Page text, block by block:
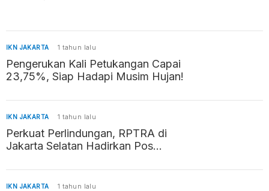
IKN JAKARTA 1 tahun lalu
Pengerukan Kali Petukangan Capai
23,75%, Siap Hadapi Musim Hujan!
IKN JAKARTA 1 tahun lalu
Perkuat Perlindungan, RPTRA di
Jakarta Selatan Hadirkan Pos
IKN JAKARTA 1 tahun lalu